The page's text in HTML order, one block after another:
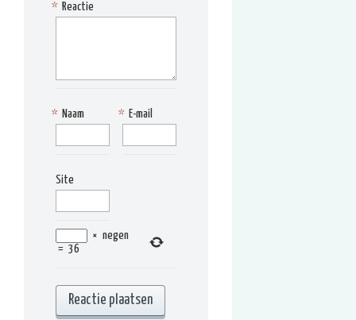
Reactie
*
Naam
* E-mail
*
Site
× negen
= 36